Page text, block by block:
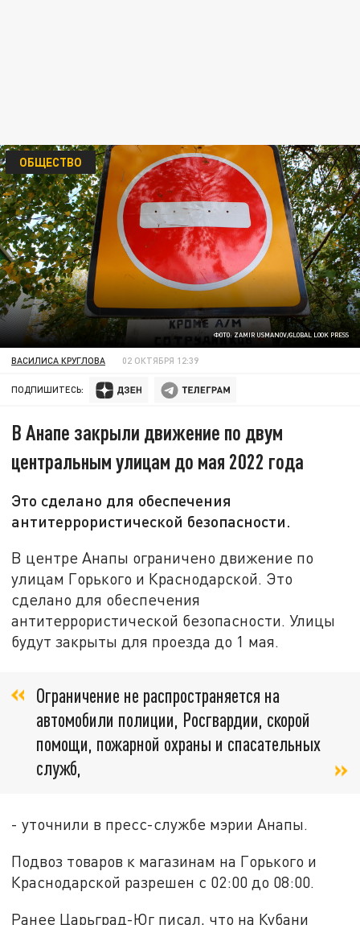
ФОТО: ZAMIR USMANOV/GLOBAL LOOK PRESS
ОБЩЕСТВО
ВАСИЛИСА КРУГЛОВА 02 ОКТЯБРЯ 12:39
ПОДПИШИТЕСЬ:
В Анапе закрыли движение по двум
центральным улицам до мая 2022 года
Это сделано для обеспечения
антитеррористической безопасности.
В центре Анапы ограничено движение по
улицам Горького и Краснодарской. Это
сделано для обеспечения
антитеррористической безопасности. Улицы
будут закрыты для проезда до 1 мая.
Ограничение не распространяется на
автомобили полиции, Росгвардии, скорой
помощи, пожарной охраны и спасательных
служб,
- уточнили в пресс-службе мэрии Анапы.
Подвоз товаров к магазинам на Горького и
Краснодарской разрешен с 02:00 до 08:00.
Ранее Царьград-Юг писал, что на Кубани